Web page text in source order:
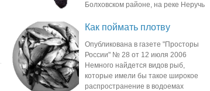
Болховском районе, на реке Неручь
Реки Рог
Как поймать плотву
Опубликована в газете "Просторы
России" № 28 от 12 июля 2006
Немного найдется видов рыб,
которые имели бы такое широкое
распространение в водоемах